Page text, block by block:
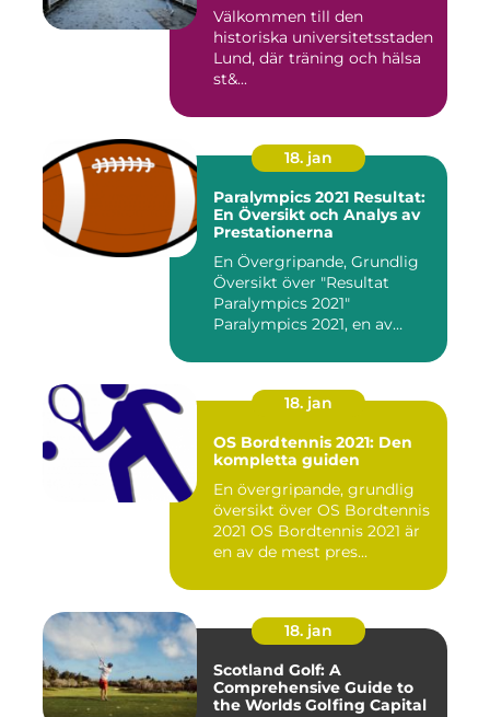
Välkommen till den
historiska universitetsstaden
Lund, där träning och hälsa
st&...
18. jan
Paralympics 2021 Resultat:
En Översikt och Analys av
Prestationerna
En Övergripande, Grundlig
Översikt över "Resultat
Paralympics 2021"
Paralympics 2021, en av
18. jan
OS Bordtennis 2021: Den
kompletta guiden
En övergripande, grundlig
översikt över OS Bordtennis
2021 OS Bordtennis 2021 är
en av de mest pres...
18. jan
Scotland Golf: A
Comprehensive Guide to
the Worlds Golfing Capital